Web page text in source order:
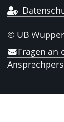
© UB
Fragen an